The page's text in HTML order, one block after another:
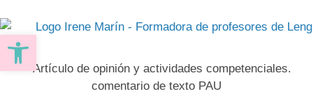
Abrir barra de herramientas